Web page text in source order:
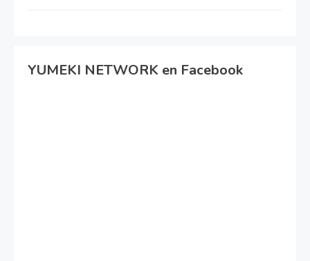
YUMEKI NETWORK en Facebook